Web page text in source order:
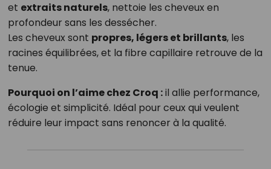
et extraits naturels, nettoie les cheveux en
profondeur sans les dessécher.
Les cheveux sont propres, légers et brillants, les
racines équilibrées, et la fibre capillaire retrouve de la
tenue.
Pourquoi on l’aime chez Croq :il allie performance,
écologie et simplicité. Idéal pour ceux qui veulent
réduire leur impact sans renoncer à la qualité.